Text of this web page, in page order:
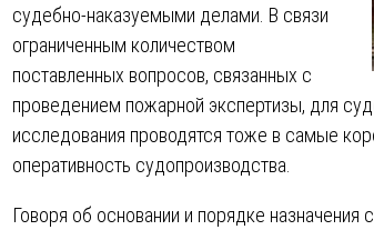
судебно-наказуемыми делами. В связи
ограниченным количеством
поставленных вопросов, связанных с
проведением пожарной экспертизы, для
исследования проводятся тоже в самые
оперативность судопроизводства.
Говоря об основании и порядке